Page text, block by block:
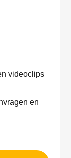
videoclips
en